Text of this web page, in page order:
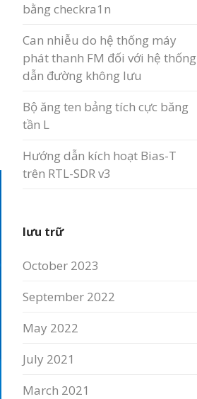
bằng checkra1n
Can nhiễu do hệ thống máy
phát thanh FM đối với hệ thống
dẫn đường không lưu
Bộ ăng ten bảng tích cực băng
tần L
Hướng dẫn kích hoạt Bias-T
trên RTL-SDR v3
lưu trữ
October 2023
September 2022
May 2022
July 2021
March 2021